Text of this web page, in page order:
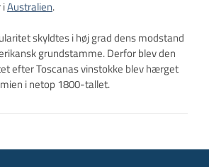
iAustralien.
skyldtes i høj grad dens modstand
grundstamme. Derfor blev den
efter Toscanas vinstokke blev hærget
i netop 1800-tallet.